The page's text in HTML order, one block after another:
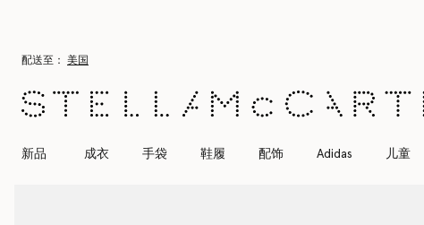
配送至： 美国
新品 成衣 手袋 鞋履 配饰 Adidas 儿童